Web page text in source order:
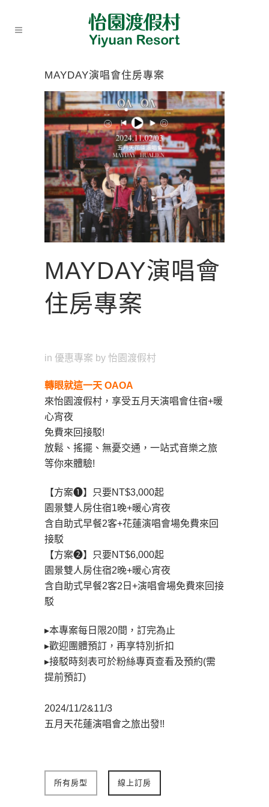
MAYDAY演唱會住房專案
MAYDAY演唱會
住房專案
in 優惠專案 by 怡園渡假村
轉眼就這一天 OAOA
來怡園渡假村，享受五月天演唱會住宿+暖
心宵夜
免費來回接駁!
放鬆、搖擺、無憂交通，一站式音樂之旅
等你來體驗!
【方案❶】只要NT$3,000起
園景雙人房住宿1晚+暖心宵夜
含自助式早餐2客+花蓮演唱會場免費來回
接駁
【方案❷】只要NT$6,000起
園景雙人房住宿2晚+暖心宵夜
含自助式早餐2客2日+演唱會場免費來回接
駁
▸本專案每日限20間，訂完為止
▸歡迎團體預訂，再享特別折扣
▸接駁時刻表可於粉絲專頁查看及預約(需
提前預訂)
2024/11/2&11/3
五月天花蓮演唱會之旅出發!!
所有房型 線上訂房